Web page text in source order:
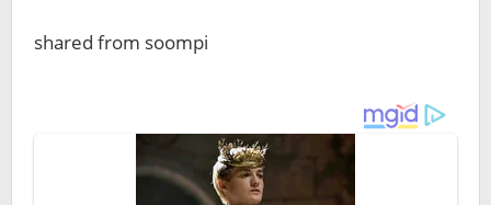
shared from soompi